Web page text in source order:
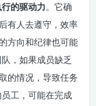
的驱动力。它确
有人去遵守，效率
方向和纪律也可能
，如果成员缺乏
的情况，导致任务
员工，可能在完成